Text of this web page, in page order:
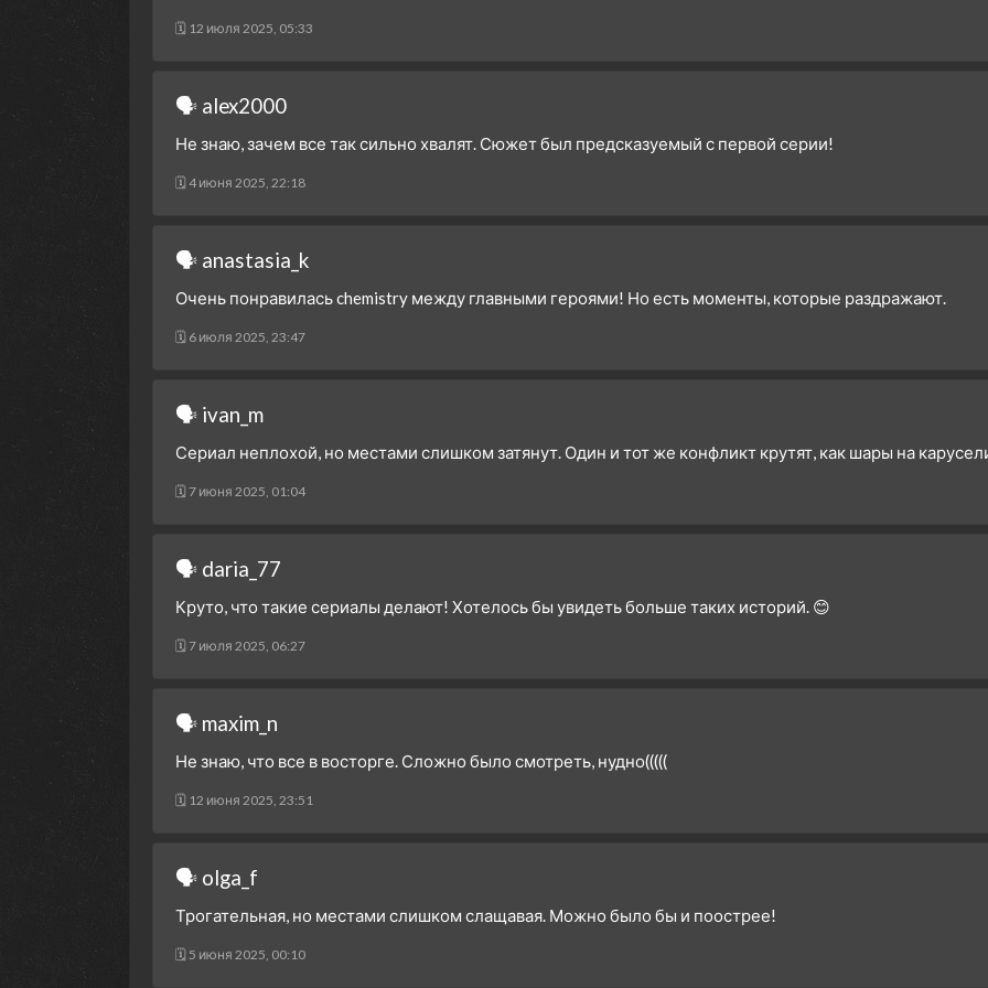
🗓 12 июля 2025, 05:33
🗣 alex2000
Не знаю, зачем все так сильно хвалят. Сюжет был предсказуемый с первой серии!
🗓 4 июня 2025, 22:18
🗣 anastasia_k
Очень понравилась chemistry между главными героями! Но есть моменты, которые раздражают.
🗓 6 июля 2025, 23:47
🗣 ivan_m
Сериал неплохой, но местами слишком затянут. Один и тот же конфликт крутят, как шары на
🗓 7 июня 2025, 01:04
🗣 daria_77
Круто, что такие сериалы делают! Хотелось бы увидеть больше таких историй. 😊
🗓 7 июля 2025, 06:27
🗣 maxim_n
Не знаю, что все в восторге. Сложно было смотреть, нудно(((((
🗓 12 июня 2025, 23:51
🗣 olga_f
Трогательная, но местами слишком слащавая. Можно было бы и поострее!
🗓 5 июня 2025, 00:10